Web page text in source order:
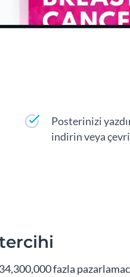
Posterinizi
indirin veya
fazla